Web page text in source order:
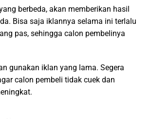
berbeda, akan memberikan hasil
Bisa saja iklannya selama ini terlalu
pas, sehingga calon pembelinya
gunakan iklan yang lama. Segera
calon pembeli tidak cuek dan